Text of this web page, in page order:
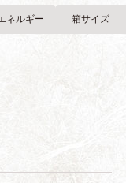
ネルギー 箱サイズ